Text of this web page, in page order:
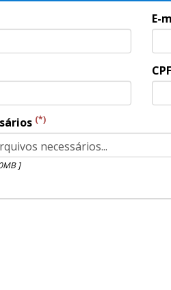
E-
(*)
necessários...
]